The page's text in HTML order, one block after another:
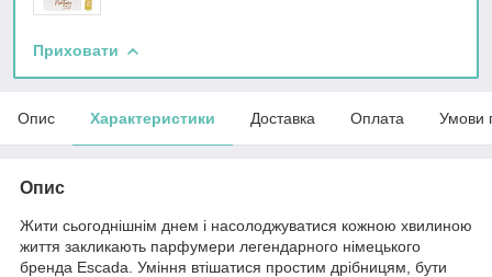
Приховати
Опис Характеристики Доставка Оплата Умови
Опис
Жити сьогоднішнім днем і насолоджуватися кожною хвилиною
життя закликають парфумери легендарного німецького
бренда Escada. Уміння втішатися простим дрібницям, бути